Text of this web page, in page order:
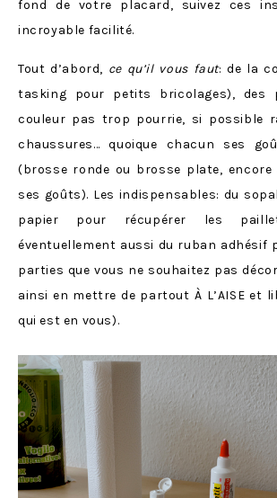
fond de votre placard, suivez ces
incroyable facilité.
Tout d’abord, ce qu’il vous faut: de la
tasking pour petits bricolages), des
couleur pas trop pourrie, si possible
chaussures… quoique chacun ses
(brosse ronde ou brosse plate,
ses goûts). Les indispensables: du
papier pour récupérer les
éventuellement aussi du ruban adhésif
parties que vous ne souhaitez pas
ainsi en mettre de partout À L’AISE et
qui est en vous).